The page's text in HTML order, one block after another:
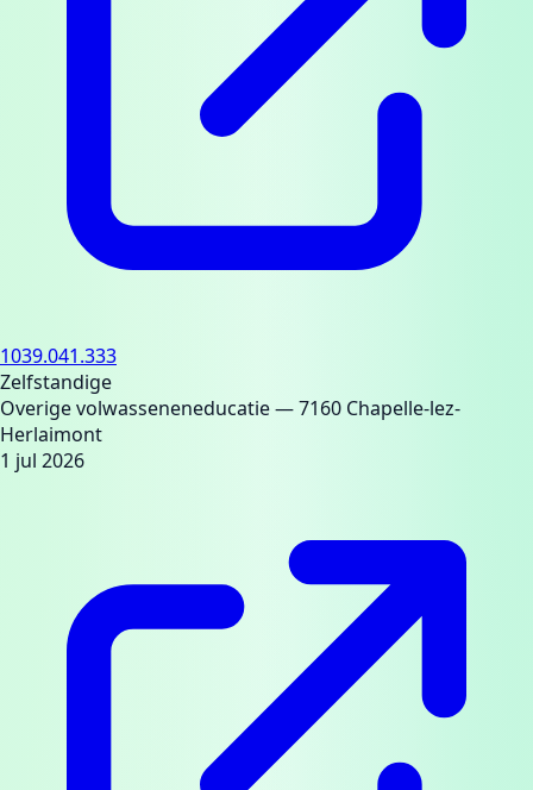
1039.041.333
Zelfstandige
Overige volwasseneneducatie— 7160 Chapelle-lez-
Herlaimont
1 jul 2026